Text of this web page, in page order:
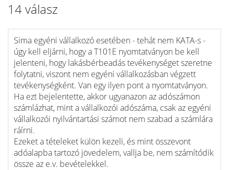
14 válasz
Sima egyéni vállalkozó esetében - tehát nem KATA-s -
úgy kell eljárni, hogy a T101E nyomtatványon be kell
jelenteni, hogy lakásbérbeadás tevékenységet szeretne
folytatni, viszont nem egyéni vállalkozásban végzett
tevékenységként. Van egy ilyen pont a nyomtatványon.
Ha ezt bejelentette, akkor ugyanazon az adószámon
számlázhat, mint a vállalkozói adószáma, csak az egyéni
vállalkozói nyilvántartási számot nem szabad a számlára
ráírni.
Ezeket a tételeket külön kezeli, és mint összevont
adóalapba tartozó jövedelem, vallja be, nem számítódik
össze az e.v. bevételekkel.